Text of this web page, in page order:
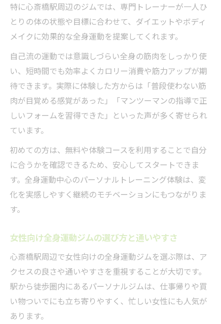
女性専用パーソナルトレーニングの特徴と
安心感
パーソナルトレーニングで叶うボディメイ
クの秘訣
心斎橋駅周辺の女性向け全身運動ジムの比
較ポイント
パーソナルトレーニングの食事管理サポー
ト活用法
ルトレーニング
全身運動がもたらす変化とジム選びのポイント
全身運動で実感するパーソナルトレーニン
グの効果
ニング比較
ジム通いを続けるための全身運動環境の見
極め方
特に心斎橋駅周辺のジムでは、専門トレーナーが一人ひ
とりの体の状態や目標に合わせて、ダイエットやボディ
メイクに効果的な全身運動を提案してくれます。
自己流の運動では意識しづらい全身の筋肉をしっかり使
い、短時間でも効率よくカロリー消費や筋力アップが期
待できます。実際に体験した方からは「普段使わない筋
肉が目覚める感覚があった」「マンツーマンの指導で正
しいフォームを習得できた」といった声が多く寄せられ
ています。
初めての方は、無料や体験コースを利用することで自分
に合うかを確認できるため、安心してスタートできま
す。全身運動中心のパーソナルトレーニング体験は、変
化を実感しやすく継続のモチベーションにもつながりま
す。
女性向け全身運動ジムの選び方と通いやすさ
心斎橋駅周辺で女性向けの全身運動ジムを選ぶ際は、ア
クセスの良さや通いやすさを重視することが大切です。
駅から徒歩圏内にあるパーソナルジムは、仕事帰りや買
い物ついでにも立ち寄りやすく、忙しい女性にも人気が
あります。